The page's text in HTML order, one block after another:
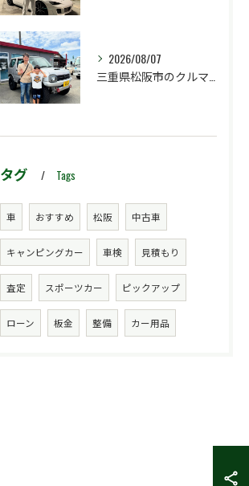
2026/08/07
タグ Tags
車 おすすめ 松阪 中古車
キャンピングカー 車検 見積もり
査定 スポーツカー ピックアップ
ローン 板金 整備 カー用品